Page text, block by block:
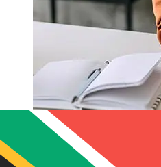
Swedbank Estonia